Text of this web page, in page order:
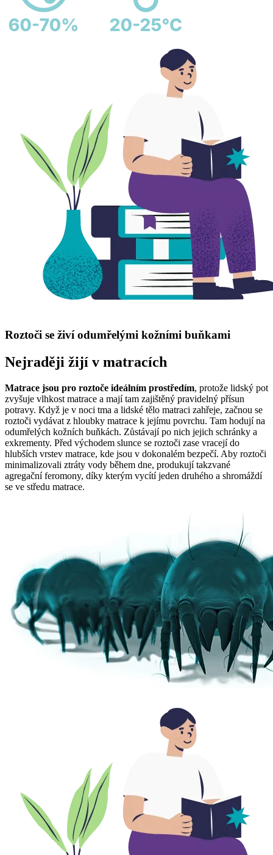
Roztoči se živí odumřelými kožními buňkami
Nejraději žijí v matracích
Matrace jsou pro roztoče ideálním prostředím, protože lidský pot
zvyšuje vlhkost matrace a mají tam zajištěný pravidelný přísun
potravy. Když je v noci tma a lidské tělo matraci zahřeje, začnou se
roztoči vydávat z hloubky matrace k jejímu povrchu. Tam hodují na
odumřelých kožních buňkách. Zůstávají po nich jejich schránky a
exkrementy. Před východem slunce se roztoči zase vracejí do
hlubších vrstev matrace, kde jsou v dokonalém bezpečí. Aby roztoči
minimalizovali ztráty vody během dne, produkují takzvané
agregační feromony, díky kterým vycítí jeden druhého a shromáždí
se ve středu matrace.